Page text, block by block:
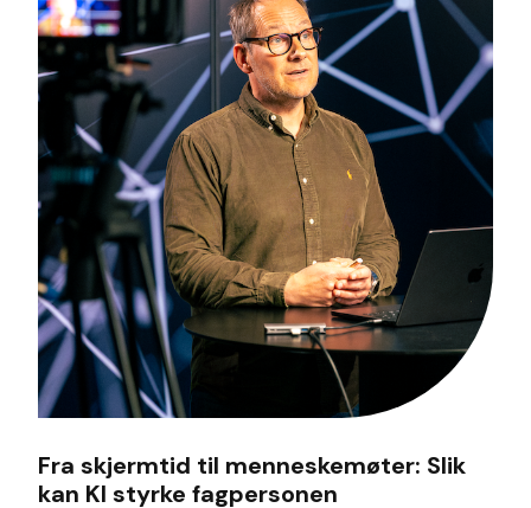
Fra skjermtid til menneskemøter: Slik
kan KI styrke fagpersonen